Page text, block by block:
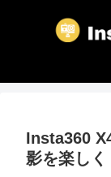
Insta360
影を楽しく